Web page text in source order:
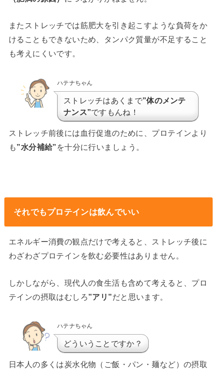
またストレッチでは筋肥大を引き起こすような負荷をか
けることもできないため、タンパク質量が不足すること
も考えにくいです。
ハテナちゃん
ストレッチはあくまで”体のメンテ
ナンス”ですもんね！
ストレッチ前後には血行促進のために、プロテインより
も”水分補給” を十分に行いましょう。
それでもプロテインは飲んでいい
エネルギー消費の観点だけで考えると、ストレッチ後に
わざわざプロテインを飲む必要性はありません。
しかしながら、現代人の食生活も含めて考えると、プロ
テインの摂取はむしろ”アリ”だと思います。
ハテナちゃん
どういうことですか？
日本人の多くは炭水化物（ご飯・パン・麺など）の摂取